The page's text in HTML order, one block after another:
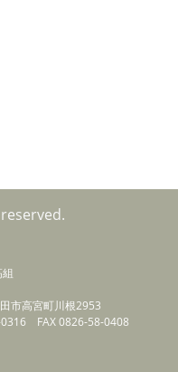
市高宮町川根2953
0316 FAX 0826-58-0408